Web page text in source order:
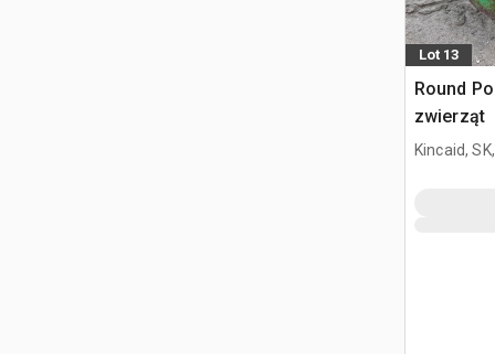
Lot 13
Round
zwierząt
Kincaid,